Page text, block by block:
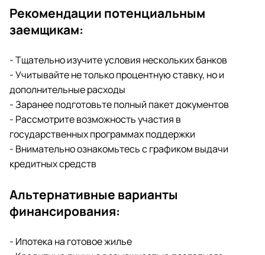
Рекомендации потенциальным
заемщикам:
- Тщательно изучите условия нескольких банков
- Учитывайте не только процентную ставку, но и
дополнительные расходы
- Заранее подготовьте полный пакет документов
- Рассмотрите возможность участия в
государственных программах поддержки
- Внимательно ознакомьтесь с графиком выдачи
кредитных средств
Альтернативные варианты
финансирования:
- Ипотека на готовое жилье